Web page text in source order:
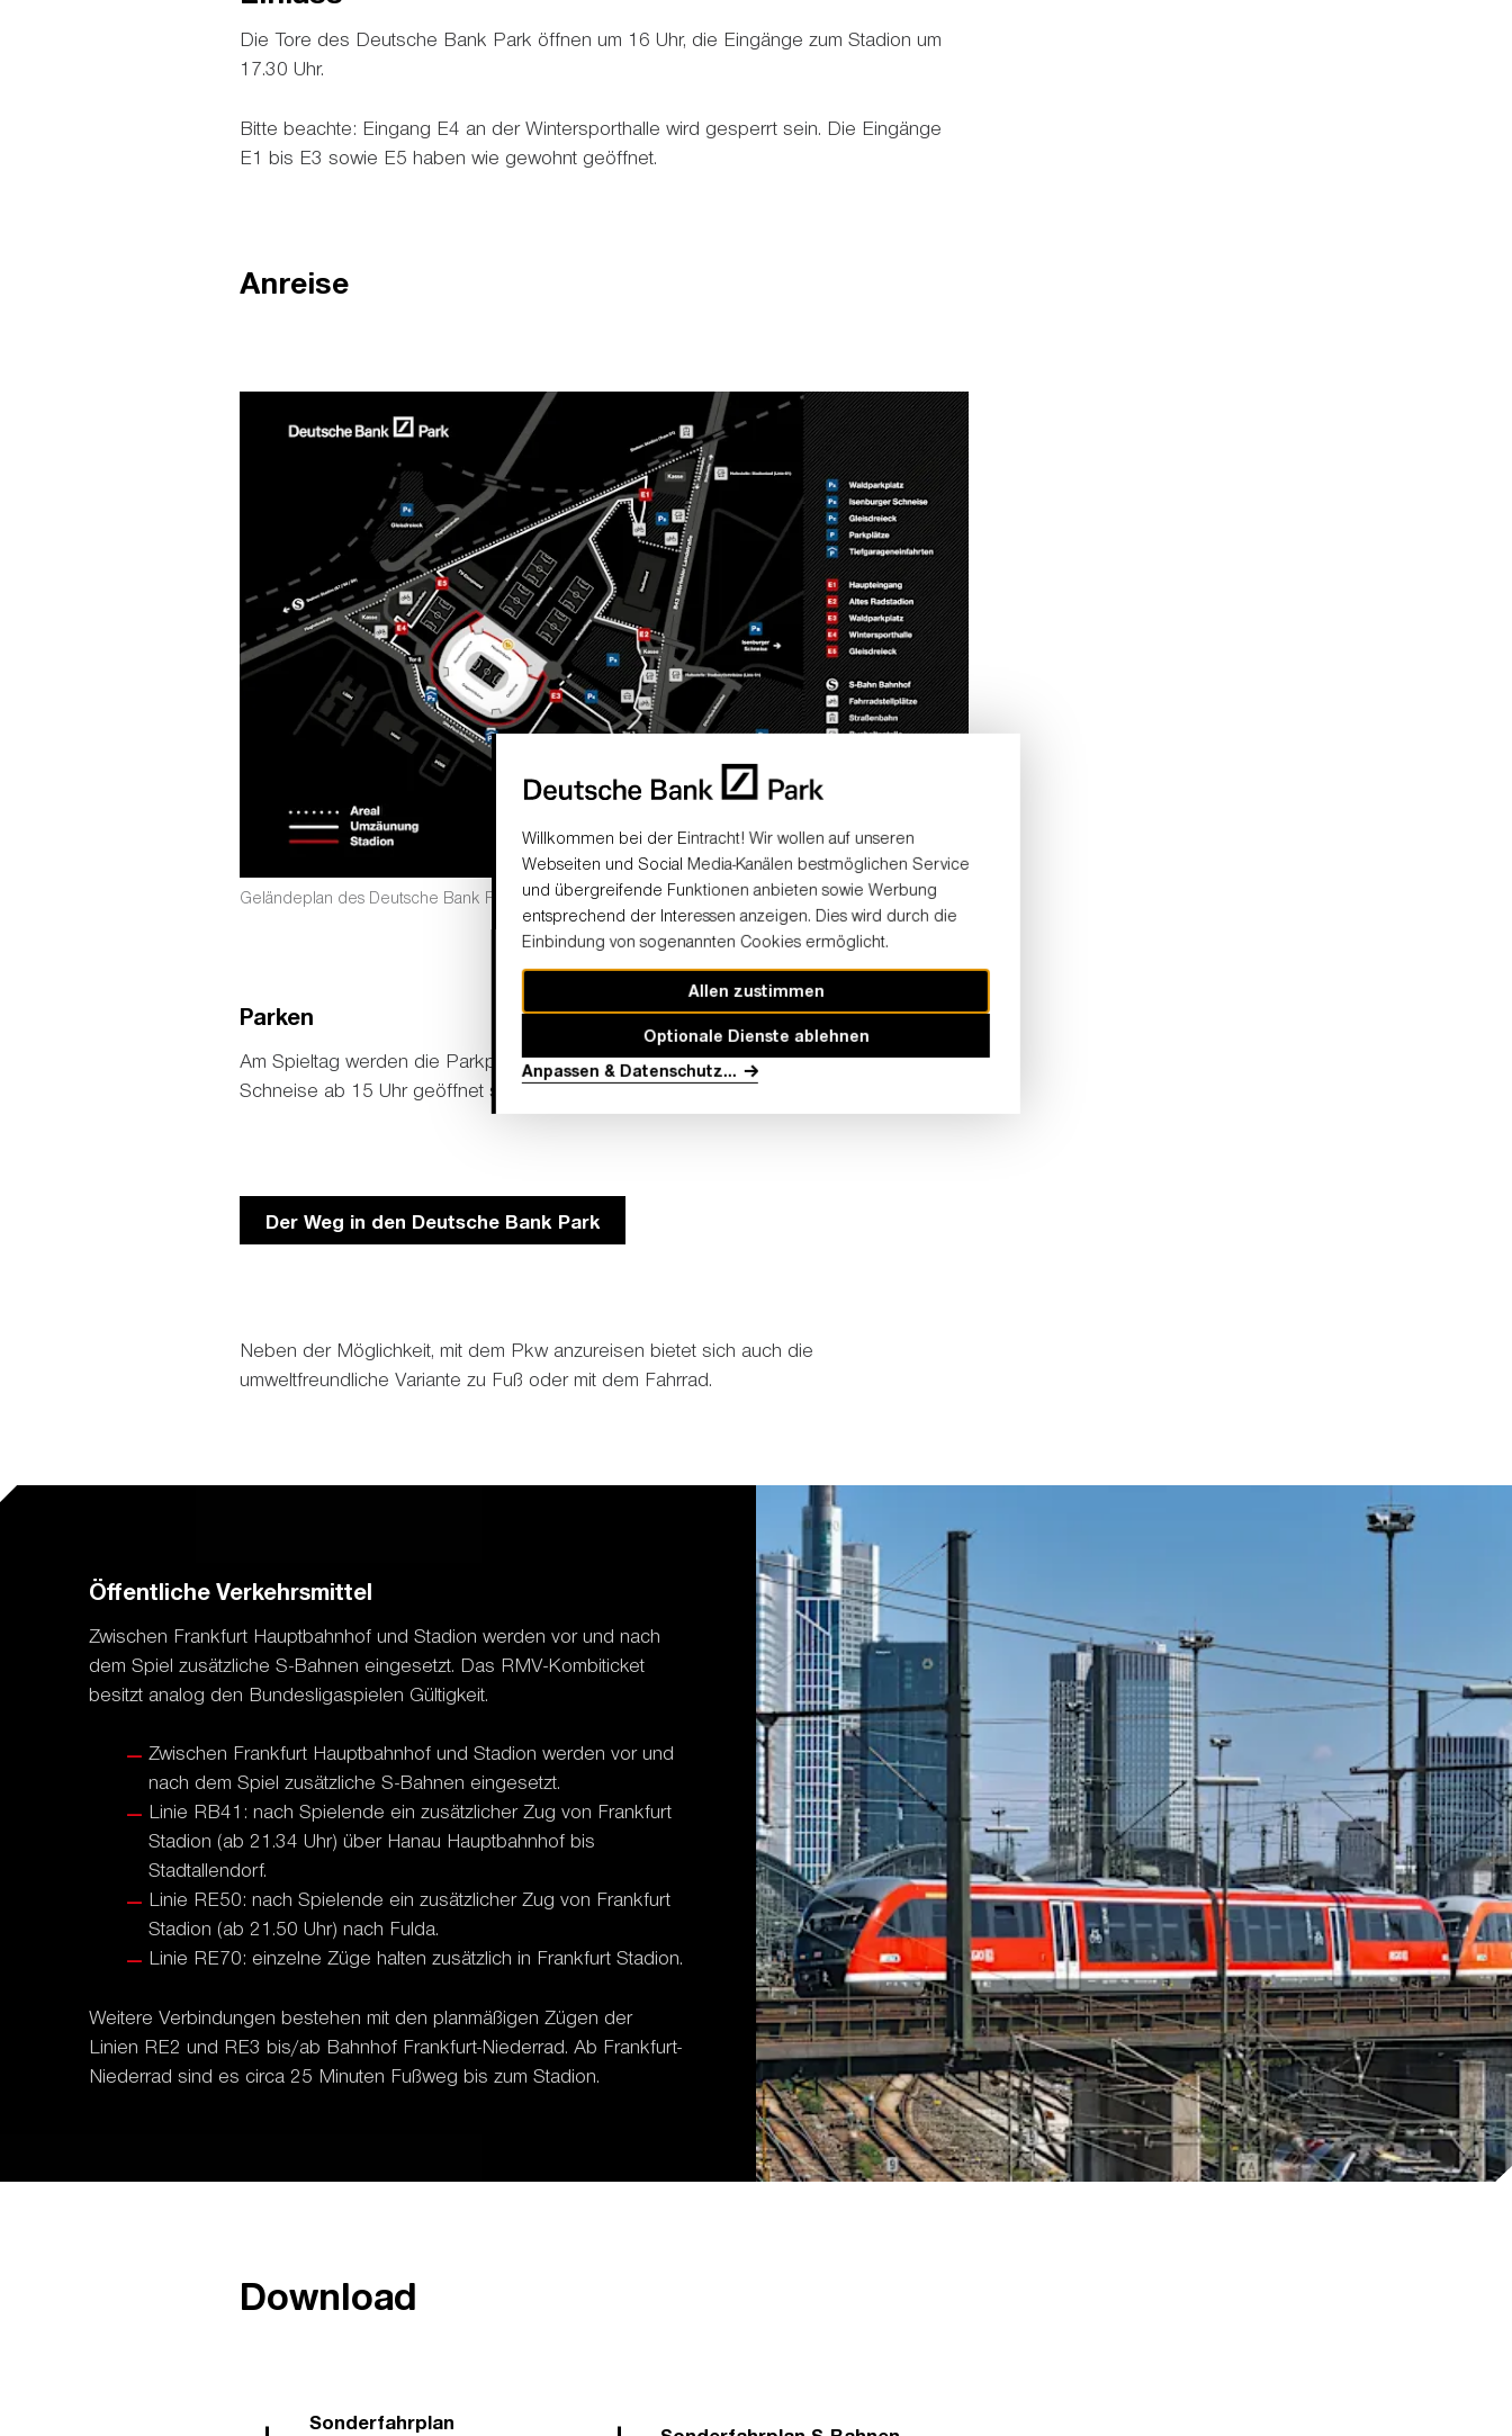
Die Tore des Deutsche Bank Park öffnen um 16 Uhr, die Eingänge zum Stadion um
17.30 Uhr.
Bitte beachte: Eingang E4 an der Wintersporthalle wird gesperrt sein. Die Eingänge
E1 bis E3 sowie E5 haben wie gewohnt geöffnet.
Anreise
Geländeplan des Deutsche Bank Park
Parken
Am Spieltag werden die Parkplätze Waldparkplatz, Gleisdreieck und Isenburger
Schneise ab 15 Uhr geöffnet sein. Die Parkgebühr beträgt sechs Euro pro Pkw.
Der Weg in den Deutsche Bank Park
Neben der Möglichkeit, mit dem Pkw anzureisen bietet sich auch die
umweltfreundliche Variante zu Fuß oder mit dem Fahrrad.
Öffentliche Verkehrsmittel
Zwischen Frankfurt Hauptbahnhof und Stadion werden vor und nach
dem Spiel zusätzliche S-Bahnen eingesetzt. Das RMV-Kombiticket
besitzt analog den Bundesligaspielen Gültigkeit.
Zwischen Frankfurt Hauptbahnhof und Stadion werden vor und
nach dem Spiel zusätzliche S-Bahnen eingesetzt.
Linie RB41: nach Spielende ein zusätzlicher Zug von Frankfurt
Stadion (ab 21.34 Uhr) über Hanau Hauptbahnhof bis
Stadtallendorf.
Linie RE50: nach Spielende ein zusätzlicher Zug von Frankfurt
Stadion (ab 21.50 Uhr) nach Fulda.
Linie RE70: einzelne Züge halten zusätzlich in Frankfurt Stadion.
Weitere Verbindungen bestehen mit den planmäßigen Zügen der
Linien RE2 und RE3 bis/ab Bahnhof Frankfurt-Niederrad. Ab Frankfurt-
Niederrad sind es circa 25 Minuten Fußweg bis zum Stadion.
Download
Sonderfahrplan
Willkommen bei der Eintracht! Wir wollen auf unseren
Webseiten und Social Media-Kanälen bestmöglichen Service
und übergreifende Funktionen anbieten sowie Werbung
entsprechend der Interessen anzeigen. Dies wird durch die
Einbindung von sogenannten Cookies ermöglicht.
Allen zustimmen
Optionale Dienste ablehnen
Anpassen & Datenschutz...